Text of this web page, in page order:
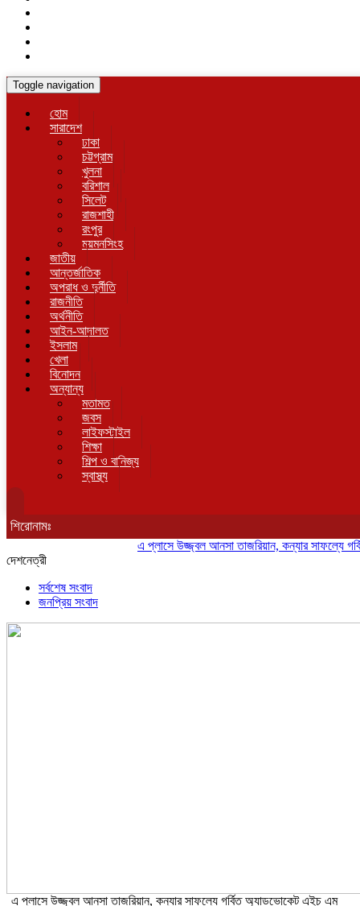
Toggle navigation
হোম
সারাদেশ
ঢাকা
চট্টগ্রাম
খুলনা
বরিশাল
সিলেট
রাজশাহী
রংপুর
ময়মনসিংহ
জাতীয়
আন্তর্জাতিক
অপরাধ ও দুর্নীতি
রাজনীতি
অর্থনীতি
আইন-আদালত
ইসলাম
খেলা
বিনোদন
অন্যান্য
মতামত
জবস
লাইফস্টাইল
শিক্ষা
শিল্প ও বানিজ্য
স্বাস্থ্য
শিরোনামঃ
এ প্লাসে উজ্জ্বল আনসা তাজরিয়ান, কন্যার সাফল্যে গর্বিত
দেশনেত্রী
সর্বশেষ সংবাদ
জনপ্রিয় সংবাদ
এ প্লাসে উজ্জ্বল আনসা তাজরিয়ান, কন্যার সাফল্যে গর্বিত অ্যাডভোকেট এইচ এম